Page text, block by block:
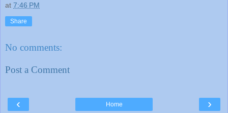
at 7:46 PM
Share
No comments:
Post a Comment
‹ ›
Home